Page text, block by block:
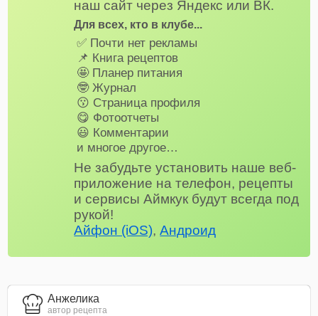
наш сайт через Яндекс или ВК.
Для всех, кто в клубе...
✅ Почти нет рекламы
📌 Книга рецептов
🤩 Планер питания
🤓 Журнал
😗 Страница профиля
😋 Фотоотчеты
😃 Комментарии
и многое другое…
Не забудьте установить наше веб-
приложение на телефон, рецепты
и сервисы Аймкук будут всегда под
рукой!
Айфон (iOS),Андроид
Анжелика
автор рецепта